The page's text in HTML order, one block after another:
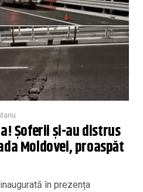
Șoferii și-au distrus
Moldovei, proaspăt
în prezența